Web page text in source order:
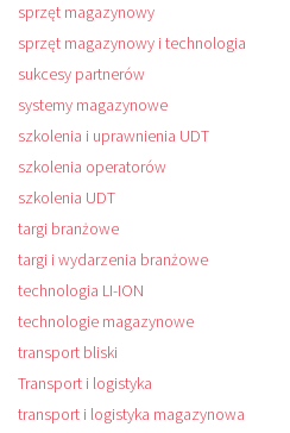
sprzęt magazynowy
sprzęt magazynowy i technologia
sukcesy partnerów
systemy magazynowe
szkolenia i uprawnienia UDT
szkolenia operatorów
szkolenia UDT
targi branżowe
targi i wydarzenia branżowe
technologia LI-ION
technologie magazynowe
transport bliski
Transport i logistyka
transport i logistyka magazynowa